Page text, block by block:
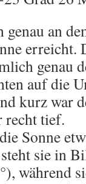
an
erreicht.
genau
auf die
kurz war
recht tief.
Sonne
sie in
während